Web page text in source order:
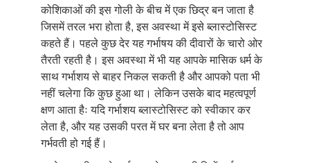
कोशिकाओं की इस गोली के बीच में एक छिद्र बन जाता है
जिसमें तरल भरा होता है, इस अवस्था में इसे ब्लास्टोसिस्ट
कहते हैं। पहले कुछ देर यह गर्भाषय की दीवारों के चारो ओर
तैरती रहती है। इस अवस्था में भी यह आपके मासिक धर्म के
साथ गर्भाशय से बाहर निकल सकती है और आपको पता भी
नहीं चलेगा कि कुछ हुआ था। लेकिन उसके बाद महत्वपूर्ण
क्षण आता हैः यदि गर्भाशय ब्लास्टोसिस्ट को स्वीकार कर
लेता है, और यह उसकी परत में घर बना लेता है तो आप
गर्भवती हो गई हैं।